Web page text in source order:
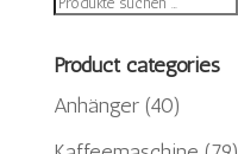
Product categories
Anhänger (40)